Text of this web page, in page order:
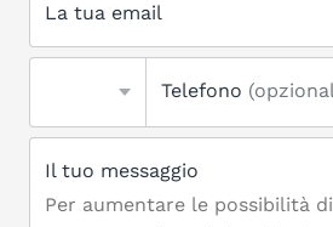
La tua email
Telefono
Il tuo messaggio